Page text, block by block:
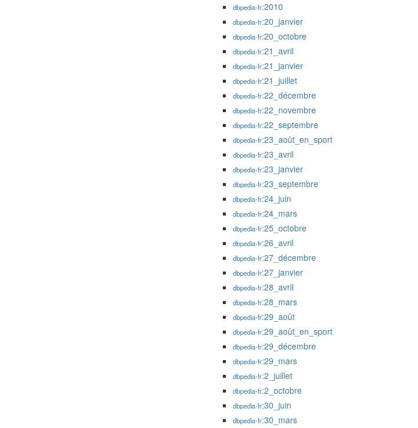
dbpedia-fr:2010
dbpedia-fr:20_janvier
dbpedia-fr:20_octobre
dbpedia-fr:21_avril
dbpedia-fr:21_janvier
dbpedia-fr:21_juillet
dbpedia-fr:22_décembre
dbpedia-fr:22_novembre
dbpedia-fr:22_septembre
dbpedia-fr:23_août_en_sport
dbpedia-fr:23_avril
dbpedia-fr:23_janvier
dbpedia-fr:23_septembre
dbpedia-fr:24_juin
dbpedia-fr:24_mars
dbpedia-fr:25_octobre
dbpedia-fr:26_avril
dbpedia-fr:27_décembre
dbpedia-fr:27_janvier
dbpedia-fr:28_avril
dbpedia-fr:28_mars
dbpedia-fr:29_août
dbpedia-fr:29_août_en_sport
dbpedia-fr:29_décembre
dbpedia-fr:29_mars
dbpedia-fr:2_juillet
dbpedia-fr:2_octobre
dbpedia-fr:30_juin
dbpedia-fr:30_mars